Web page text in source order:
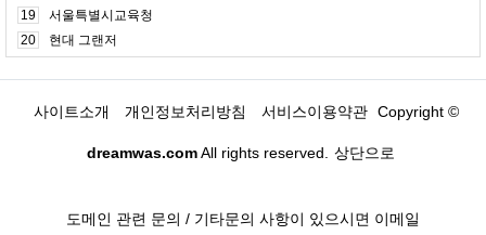
19
서울특별시교육청
20
현대 그랜저
사이트소개 개인정보처리방침 서비스이용약관 Copyright ©
dreamwas.comAll rights reserved. 상단으로
도메인 관련 문의 / 기타문의 사항이 있으시면 이메일